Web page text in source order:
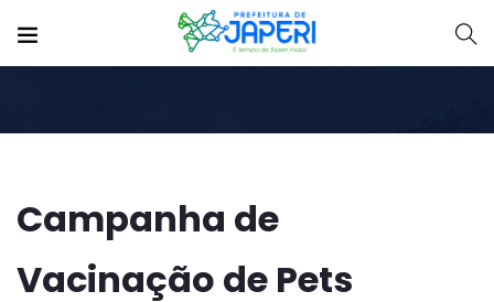
Campanha de
Vacinação de Pets